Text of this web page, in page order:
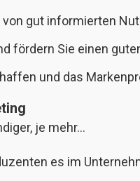
gut informierten
fördern Sie einen
und das
je mehr…
es im